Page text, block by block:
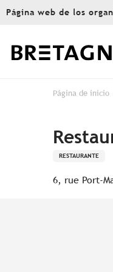
Aller
principal
Página web de los
Página de inicio
RESTAURANTE
6, rue Port-